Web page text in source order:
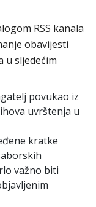
RSS kanala
obavijesti
u sljedećim
povukao iz
uvrštenja u
kratke
važno biti